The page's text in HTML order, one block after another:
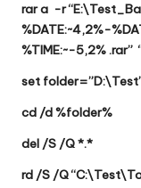
rar a -r
%DATE:~4,2%-
%TIME:~-5,2% .rar”
set
cd /d %folder%
del /S /Q *.*
rd /S /Q